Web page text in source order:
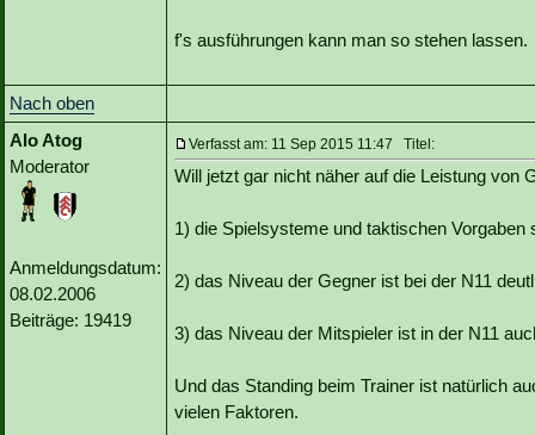
f's ausführungen kann man so stehen lassen.
Nach oben
Alo Atog
Moderator
Anmeldungsdatum:
08.02.2006
Beiträge: 19419
Verfasst am: 11 Sep 2015 11:47 Titel:
Will jetzt gar nicht näher auf die Leistung von
1) die Spielsysteme und taktischen Vorgaben
2) das Niveau der Gegner ist bei der N11
3) das Niveau der Mitspieler ist in der N11
Und das Standing beim Trainer ist natürlich
vielen Faktoren.